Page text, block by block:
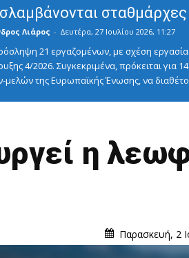
σταθμάρχες
Λιάρος - Δευτέρα, 27 Ιουλίου 2026, 11:27
21 εργαζομένων, με σχέση
4/2026. Συγκεκριμένα, πρόκειται για
μελών της Ευρωπαϊκής Ένωσης, να
η
Παρασκευή, 2